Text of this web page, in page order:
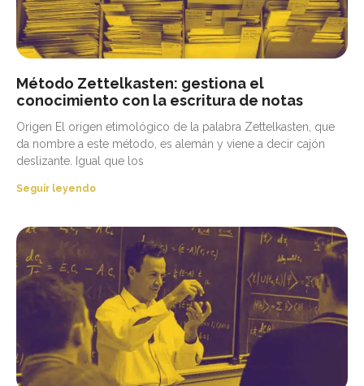
Método Zettelkasten: gestiona el
conocimiento con la escritura de notas
Origen El origen etimológico de la palabra Zettelkasten, que
da nombre a este método, es alemán y viene a decir cajón
deslizante. Igual que los
Seguir leyendo